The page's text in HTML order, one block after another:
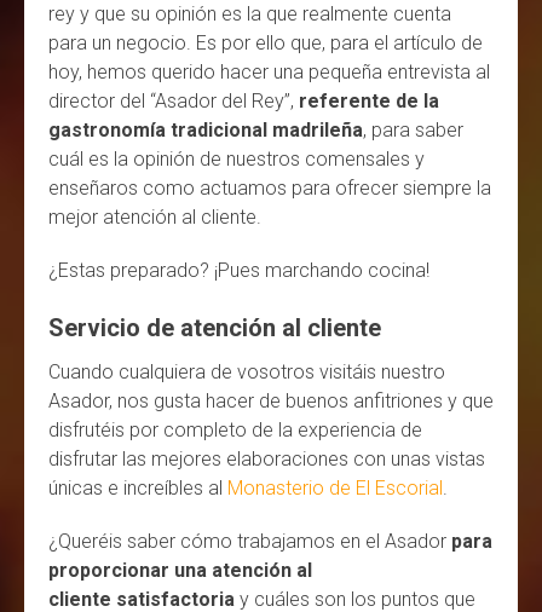
rey y que su opinión es la que realmente cuenta
para un negocio. Es por ello que, para el artículo de
hoy, hemos querido hacer una pequeña entrevista al
director del “Asador del Rey”, referente de la
gastronomía tradicional madrileña, para saber
cuál es la opinión de nuestros comensales y
enseñaros como actuamos para ofrecer siempre la
mejor atención al cliente.
¿Estas preparado? ¡Pues marchando cocina!
Servicio de atención al cliente
Cuando cualquiera de vosotros visitáis nuestro
Asador, nos gusta hacer de buenos anfitriones y que
disfrutéis por completo de la experiencia de
disfrutar las mejores elaboraciones con unas vistas
únicas e increíbles al Monasterio de El Escorial.
¿Queréis saber cómo trabajamos en el Asador para
proporcionar una atención al
cliente satisfactoria y cuáles son los puntos que